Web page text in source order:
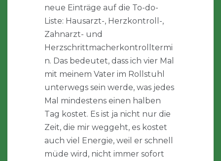
neue Einträge auf die To-do-
Liste: Hausarzt-, Herzkontroll-,
Zahnarzt- und
Herzschrittmacherkontrolltermi
n. Das bedeutet, dass ich vier Mal
mit meinem Vater im Rollstuhl
unterwegs sein werde, was jedes
Mal mindestens einen halben
Tag kostet. Es ist ja nicht nur die
Zeit, die mir weggeht, es kostet
auch viel Energie, weil er schnell
müde wird, nicht immer sofort